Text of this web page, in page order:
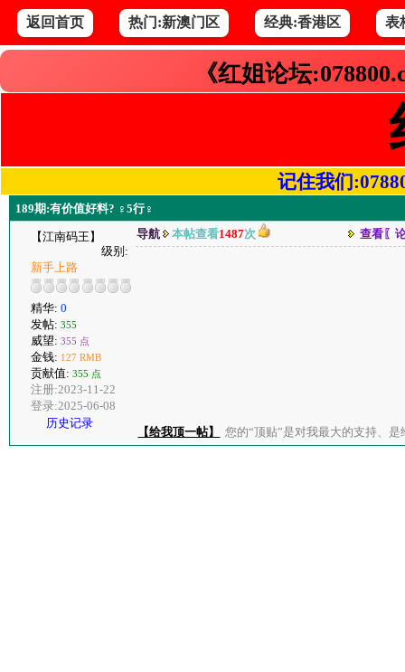
返回首页 热门:新澳门区 经典:香港区 表
《红姐论坛
记住我们
189期:有价值好料? ♀5行♀
【江南码王】
级别:
新手上路
精华: 0
发帖: 355
威望: 355 点
金钱: 127 RMB
贡献值: 355 点
注册:2023-11-22
登录:2025-06-08
历史记录
导航 本帖查看1487次 查看〖
【给我顶一帖】 您的“顶贴”是对我最大的支持、